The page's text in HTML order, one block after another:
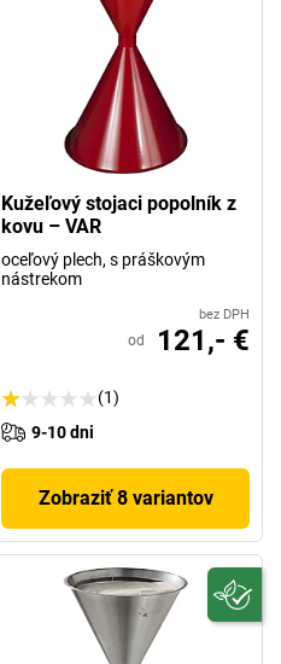
Kužeľový stojaci popolník z
kovu – VAR
oceľový plech, s práškovým
nástrekom
bez DPH
od 121,- €
(1)
9-10 dni
Zobraziť 8 variantov